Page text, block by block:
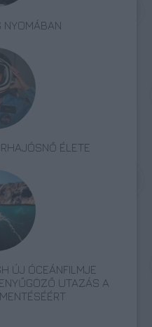
NYOMÁBAN
ÉLETE
ÚJ ÓCEÁNFILMJE
UTAZÁS A